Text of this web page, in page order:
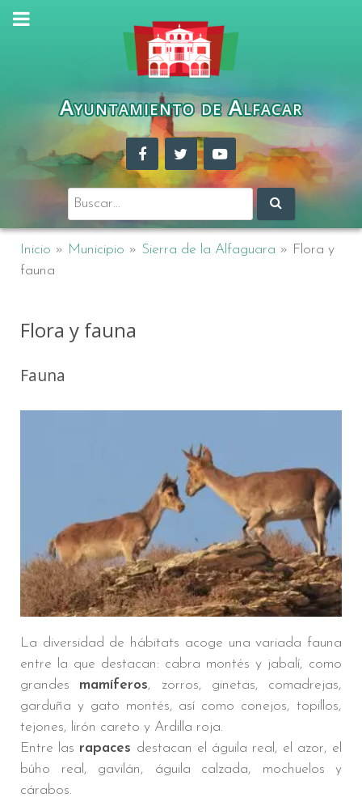
Ayuntamiento de Alfacar
Buscar:
Inicio » Municipio » Sierra de la Alfaguara » Flora y
fauna
Flora y fauna
Fauna
La diversidad de hábitats acoge una variada fauna
entre la que destacan: cabra montés y jabalí, como
grandes mamíferos, zorros, ginetas, comadrejas,
garduña y gato montés, así como conejos, topillos,
tejones, lirón careto y Ardilla roja.
Entre las rapaces destacan el águila real, el azor, el
búho real, gavilán, águila calzada, mochuelos y
cárabos.